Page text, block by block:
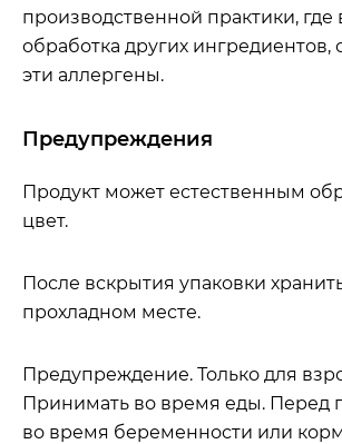
производственной практики, где
обработка других
эти аллергены.
Предупреждения
Продукт может естественным
цвет.
После вскрытия упаковки
прохладном месте.
Предупреждение. Только для
Принимать во время еды. Перед
во время беременности или